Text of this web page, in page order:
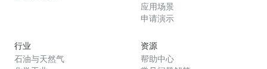
应用场景
申请演示
行业
石油与天然气
资源
帮助中心